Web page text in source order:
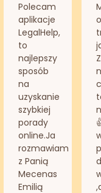
Polecam
aplikacje
LegalHelp,
to
najlepszy
sposób
na
uzyskanie
szybkiej
porady
online.Ja
rozmawiam
z Panią
Mecenas
Emilią